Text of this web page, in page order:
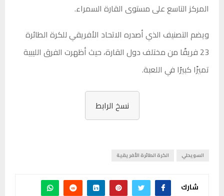
المركز التاسع على مستوى القارة السمراء.
ويضم التصنيف الذي أصدره الاتحاد الأفريقي للكرة الطائرة
23 فريقًا من مختلف دول القارة، حيث أظهرت الفرق الليبية
تميزًا كبيرًا في اللعبة.
نسخ الرابط
السويحلي الكرة الطائرة الأفريقية
شارك